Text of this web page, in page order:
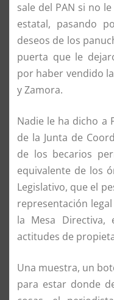
sale del PAN si no
estatal, pasando
deseos de los
puerta que le
por haber vendido
y Zamora.
Nadie le ha dicho a
de la Junta de
de los becarios
equivalente de los
Legislativo, que el
representación
la Mesa Directiva,
actitudes de
Una muestra, un
para estar donde